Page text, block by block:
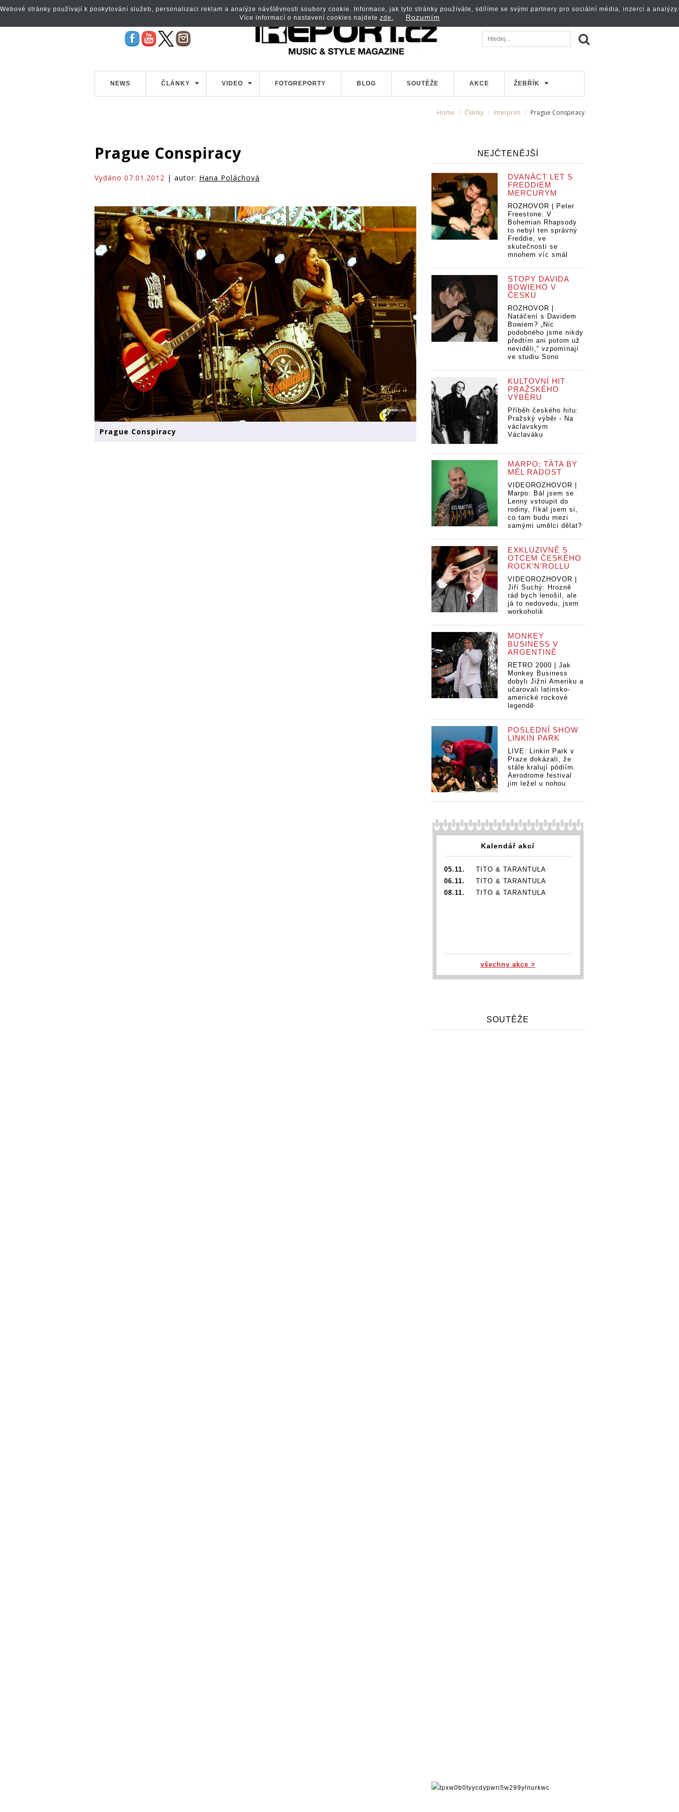
NEWS ČLÁNKY VIDEO FOTOREPORTY BLOG SOUTĚŽE AKCE ŽEBŘÍK
Home Články Interpreti Prague Conspiracy
Prague Conspiracy
Vydáno 07.01.2012 | autor: Hana Poláchová
Prague Conspiracy
NEJČTENĚJŠÍ
DVANÁCT LET S
FREDDIEM
MERCURYM
ROZHOVOR | Peter
Freestone: V
Bohemian Rhapsody
to nebyl ten správný
Freddie, ve
skutečnosti se
mnohem víc smál
STOPY DAVIDA
BOWIEHO V
ČESKU
ROZHOVOR |
Natáčení s Davidem
Bowiem? „Nic
podobného jsme nikdy
předtím ani potom už
neviděli,“ vzpomínají
ve studiu Sono
KULTOVNÍ HIT
PRAŽSKÉHO
VÝBĚRU
Příběh českého hitu:
Pražský výběr - Na
václavskym
Václaváku
MARPO: TÁTA BY
MĚL RADOST
VIDEOROZHOVOR |
Marpo: Bál jsem se
Lenny vstoupit do
rodiny, říkal jsem si,
co tam budu mezi
samými umělci dělat?
EXKLUZIVNĚ S
OTCEM ČESKÉHO
ROCK’N’ROLLU
VIDEOROZHOVOR |
Jiří Suchý: Hrozně
rád bych lenošil, ale
já to nedovedu, jsem
workoholik
MONKEY
BUSINESS V
ARGENTINĚ
RETRO 2000 | Jak
Monkey Business
dobyli Jižní Ameriku a
učarovali latinsko-
americké rockové
legendě
POSLEDNÍ SHOW
LINKIN PARK
LIVE: Linkin Park v
Praze dokázali, že
stále kralují pódiím.
Aerodrome festival
jim ležel u nohou
Kalendář akcí
05.11.
TITO & TARANTULA
06.11.
TITO & TARANTULA
08.11.
TITO & TARANTULA
všechny akce >
SOUTĚŽE
Webové stránky používají k poskytování služeb, personalizaci reklam a analýze návštěvnosti soubory cookie. Informace, jak tyto stránky používáte, sdílíme se svými partnery pro sociální média, inzerci a analýzy.
Více informací o nastavení cookies najdete zde. Rozumím